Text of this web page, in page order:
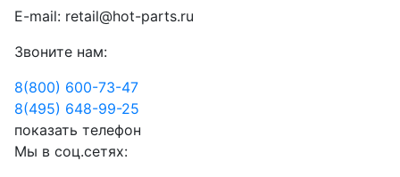
E-mail: retail@hot-parts.ru
Звоните нам:
8(800) 600-73-47
8(495) 648-99-25
показать телефон
Мы в соц.сетях: